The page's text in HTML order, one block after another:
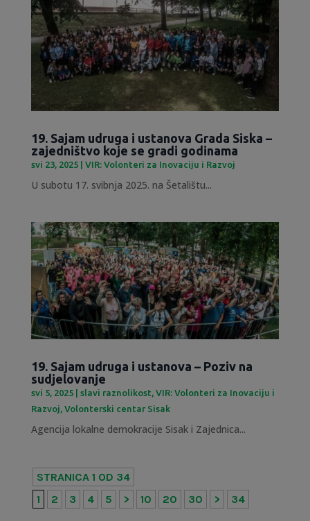
19. Sajam udruga i ustanova Grada Siska –
zajedništvo koje se gradi godinama
svi 23, 2025| VIR: Volonteri za Inovaciju i Razvoj
U subotu 17. svibnja 2025. na Šetalištu...
19. Sajam udruga i ustanova – Poziv na
sudjelovanje
svi 5, 2025| slavi raznolikost, VIR: Volonteri za Inovaciju i
Razvoj, Volonterski centar Sisak
Agencija lokalne demokracije Sisak i Zajednica...
STRANICA 1 OD 34
1
2 3 4 5 > 10 20 30 > 34